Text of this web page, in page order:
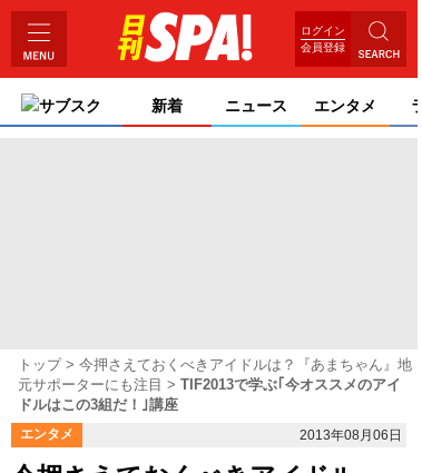
ログイン
会員登録
サブスク 新着 ニュース エンタメ
トップ
今押さえておくべきアイドルは？『あまちゃん』地
元サポーターにも注目
TIF2013で学ぶ｢今オススメのアイ
ドルはこの3組だ！｣講座
エンタメ 2013年08月06日